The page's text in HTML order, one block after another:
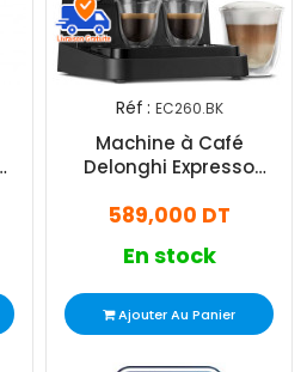
Réf : EC260.BK
Machine à Café
Delonghi Expresso
(EC260.BK)
589,000 DT
En stock
Ajouter Au Panier